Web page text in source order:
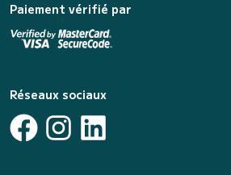
Paiement vérifié par
Réseaux sociaux